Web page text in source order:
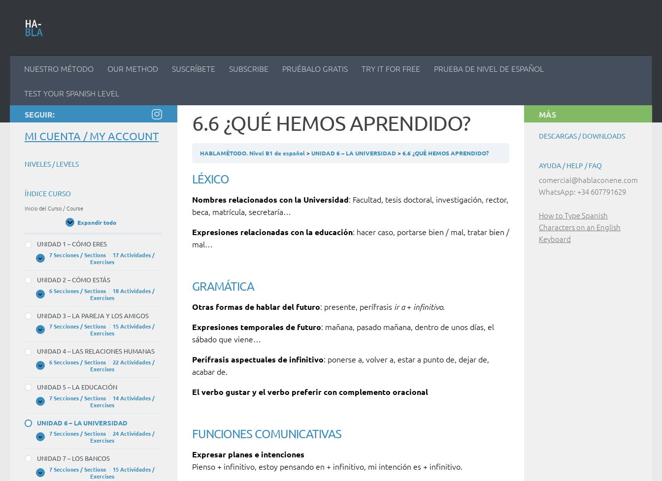
NUESTRO MÉTODO OUR METHOD SUSCRÍBETE SUBSCRIBE PRUÉBALO GRATIS TRY IT FOR FREE PRUEBA DE NIVEL DE ESPAÑOL
TEST YOUR SPANISH LEVEL
6.6 ¿QUÉ HEMOS APRENDIDO?
HABLAMÉTODO. Nivel B1 de español UNIDAD 6 – LA UNIVERSIDAD 6.6 ¿QUÉ HEMOS APRENDIDO?
LÉXICO
Nombres relacionados con la Universidad: Facultad, tesis doctoral, investigación, rector,
beca, matrícula, secretaría…
Expresiones relacionadas con la educación: hacer caso, portarse bien / mal, tratar bien /
mal…
GRAMÁTICA
Otras formas de hablar del futuro: presente, perífrasis ir a+ infinitivo.
Expresiones temporales de futuro: mañana, pasado mañana, dentro de unos días, el
sábado que viene…
Perífrasis aspectuales de infinitivo: ponerse a, volver a, estar a punto de, dejar de,
acabar de.
El verbo gustar y el verbo preferir con complemento oracional
FUNCIONES COMUNICATIVAS
Expresar planes e intenciones
Pienso + infinitivo, estoy pensando en + infinitivo, mi intención es + infinitivo.
SEGUIR:
MI CUENTA / MY ACCOUNT
NIVELES / LEVELS
ÍNDICE CURSO
Inicio del Curso / Course
Expandir todo
Unidades
UNIDAD 1 – CÓMO ERES
Expandir
UNIDAD
CÓMO
ERES
7 Secciones / Sections
17 Actividades /
Exercises
UNIDAD 2 – CÓMO ESTÁS
Expandir
UNIDAD
CÓMO
ESTÁS
6 Secciones / Sections
18 Actividades /
Exercises
UNIDAD 3 – LA PAREJA Y LOS AMIGOS
Expandir
UNIDAD
LA
PAREJA
Y
7 Secciones / Sections
15 Actividades /
Exercises
UNIDAD 4 – LAS RELACIONES HUMANAS
Expandir
UNIDAD
LAS
RELACIONES
HUMANAS
6 Secciones / Sections
22 Actividades /
Exercises
UNIDAD 5 – LA EDUCACIÓN
Expandir
UNIDAD
LA
EDUCACIÓN
7 Secciones / Sections
14 Actividades /
Exercises
UNIDAD 6 – LA UNIVERSIDAD
Expandir
UNIDAD
LA
UNIVERSIDAD
7 Secciones / Sections
24 Actividades /
Exercises
UNIDAD 7 – LOS BANCOS
Expandir
UNIDAD
7 Secciones / Sections
15 Actividades /
Exercises
MÁS
DESCARGAS / DOWNLOADS
AYUDA / HELP / FAQ
comercial@hablaconene.com
WhatsApp: +34 607791629
How to Type Spanish
Characters on an English
Keyboard